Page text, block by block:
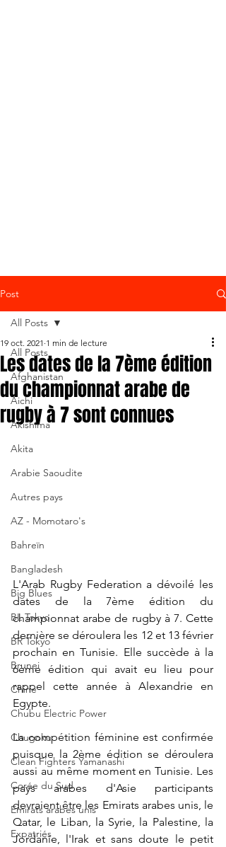
Post
All Posts
Afghanistan
Aichi
Akishima
Akita
Arabie Saoudite
Autres pays
AZ - Momotaro's
Bahreïn
Bangladesh
Big Blues
BL Tokyo
BR Tokyo
Brunei
Chine
Chubu Electric Power
Chugoku
Clean Fighters Yamanashi
Corée du Sud
Emirats arabes unis
Expatriés
All Posts
Les dates de la 7ème édition
du championnat arabe de
rugby à 7 sont connues
19 oct. 2021 1 min de lecture
L'Arab Rugby Federation a dévoilé les
dates de la 7ème édition du
championnat arabe de rugby à 7. Cette
dernière se déroulera les 12 et 13 février
prochain en Tunisie. Elle succède à la
6ème édition qui avait eu lieu pour
rappel cette année à Alexandrie en
Egypte.
La compétition féminine est confirmée
puisque la 2ème édition se déroulera
aussi au même moment en Tunisie. Les
pays arabes d'Asie participants
devraient être les Emirats arabes unis, le
Qatar, le Liban, la Syrie, la Palestine, la
Jordanie, l'Irak et sans doute le petit